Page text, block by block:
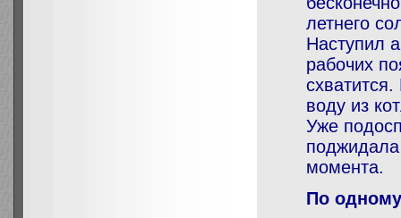
летнего
Наступил
рабочих
воду из
Уже
момента.
По